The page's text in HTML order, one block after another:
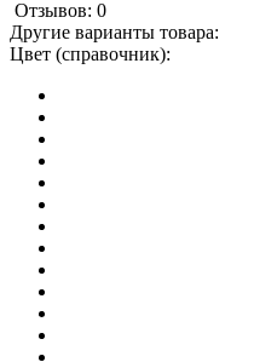
Отзывов: 0
Другие варианты товара:
Цвет (справочник):